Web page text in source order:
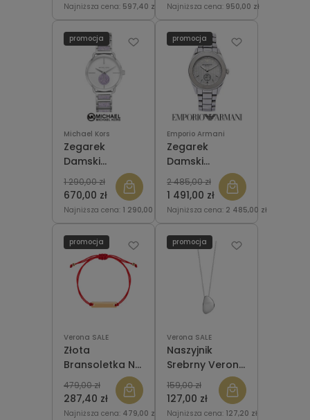
Najniższa cena: 597,40 zł Najniższa cena: 950,00 zł
Michael Kors
Zegarek
Damski
MICHAEL KORS
MK3842 Portia
670,00 zł
1 290,00 zł
Najniższa cena: 1 290,00 zł
promocja
Emporio Armani
Zegarek
Damski
EMPORIO
ARMANI AR1463
Ceramica
1 491,00 zł
2 485,00 zł
Najniższa cena: 2 485,00 zł
promocja
Verona SALE
Złota
Bransoletka Na
Sznurku Verona
DA20205 Z
BLASZKĄ
287,40 zł
479,00 zł
Najniższa cena: 479,00 zł
promocja
Verona SALE
Naszyjnik
Srebrny Verona
N053341
127,00 zł
159,00 zł
Najniższa cena: 127,20 zł
promocja